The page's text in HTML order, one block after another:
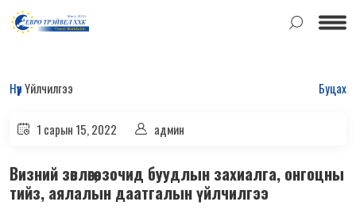
НүүрҮйлчилгээ Буцах
1 сарын 15, 2022 админ
Визний зөвлөгөө, зочид буудлын захиалга, онгоцны
тийз, аялалын даатгалын үйлчилгээ